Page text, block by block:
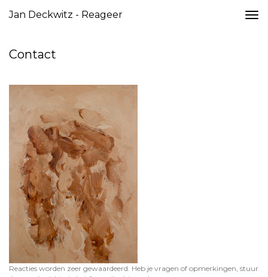
Jan Deckwitz - Reageer
Contact
Reacties worden zeer gewaardeerd. Heb je vragen of opmerkingen, stuur